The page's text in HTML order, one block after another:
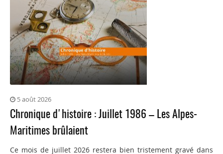
5 août 2026
Chronique d'histoire : Juillet 1986 – Les Alpes-
Maritimes brûlaient
Ce mois de juillet 2026 restera bien tristement gravé dans